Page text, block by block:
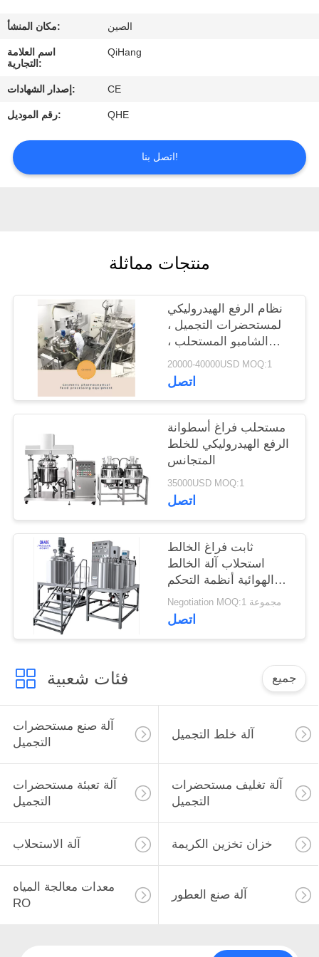
الجودة
اتصل
بنا
اطلب
اقتباس
مكان المنشأ: الصين
اسم العلامة
التجارية:
QiHang
إصدار الشهادات: CE
رقم الموديل: QHE
اتصل بنا!
منتجات مماثلة
نظام الرفع الهيدروليكي
لمستحضرات التجميل ،
الشامبو المستحلب ،
خزان الخلط ، اجعل
مستحضرات التجميل
الخاصة بك
20000-40000USD MOQ:1
اتصل
مستحلب فراغ أسطوانة
الرفع الهيدروليكي للخلط
المتجانس
35000USD MOQ:1
اتصل
ثابت فراغ الخالط
استحلاب آلة الخالط
الهوائية أنظمة التحكم
الكهربائية
Negotiation MOQ:1 مجموعة
اتصل
فئات شعبية جميع
آلة صنع مستحضرات
التجميل
آلة خلط التجميل
آلة تعبئة مستحضرات
التجميل
آلة تغليف مستحضرات
التجميل
آلة الاستحلاب خزان تخزين الكريمة
معدات معالجة المياه
RO
آلة صنع العطور